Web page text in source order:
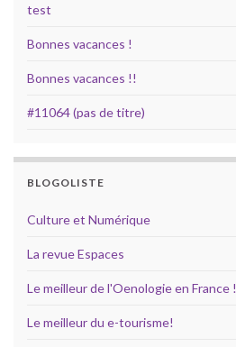
test
Bonnes vacances !
Bonnes vacances !!
#11064 (pas de titre)
BLOGOLISTE
Culture et Numérique
La revue Espaces
Le meilleur de l'Oenologie en France !
Le meilleur du e-tourisme!